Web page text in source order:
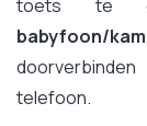
toets te
babyfoon/
telefoon.